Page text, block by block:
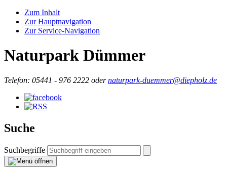
Zum Inhalt
Zur Hauptnavigation
Zur Service-Navigation
Naturpark Dümmer
Telefon: 05441 - 976 2222 odernaturpark-duemmer@diepholz.de
Suche
Suchbegriffe